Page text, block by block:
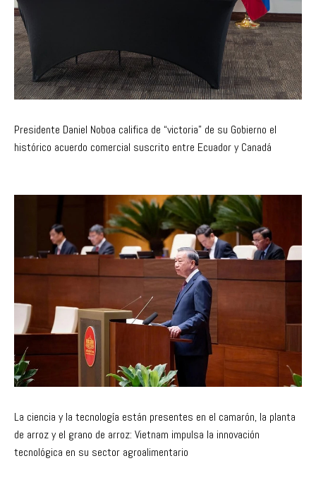
Presidente Daniel Noboa califica de “victoria” de su Gobierno el
histórico acuerdo comercial suscrito entre Ecuador y Canadá
La ciencia y la tecnología están presentes en el camarón, la planta
de arroz y el grano de arroz: Vietnam impulsa la innovación
tecnológica en su sector agroalimentario